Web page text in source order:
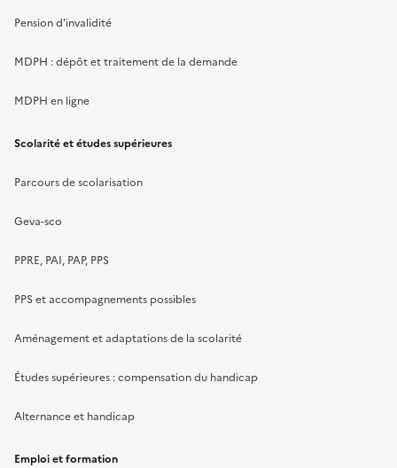
Pension d'invalidité
MDPH : dépôt et traitement de la demande
MDPH en ligne
Scolarité et études supérieures
Parcours de scolarisation
Geva-sco
PPRE, PAI, PAP, PPS
PPS et accompagnements possibles
Aménagement et adaptations de la scolarité
Études supérieures : compensation du handicap
Alternance et handicap
Emploi et formation